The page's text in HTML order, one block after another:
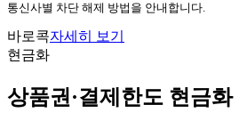
통신사별 차단 해제 방법을 안내합니다.
바로콕자세히 보기
현금화
상품권·결제한도 현금